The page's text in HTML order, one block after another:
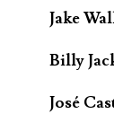
Jake
Billy
José